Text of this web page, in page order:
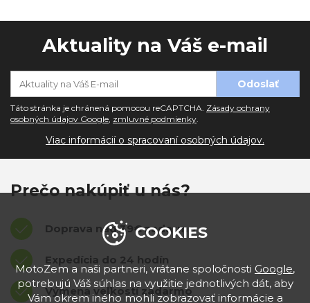
Aktuality na Váš e-mail
Táto stránka je chránená pomocou reCAPTCHA. Zásady ochrany
osobných údajov Google, zmluvné podmienky.
Viac informácií o spracovaní osobných údajov.
Prečo nakúpiť u nás?
Doprava nad 39€ zadarmo
Expedícia do 24 hodín
Výmena veľkostí zadarmo
COOKIES
MotoZem a naši partneri, vrátane spoločnosti Google,
potrebujú Váš súhlas na využitie jednotlivých dát, aby
Vám okrem iného mohli zobrazovať informácie a